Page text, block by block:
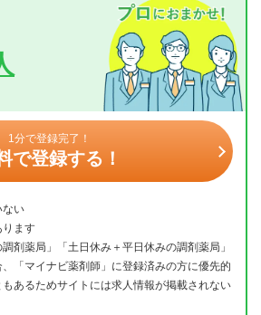
1分で登録完了！
で登録する！
ない
ります
調剤薬局」「土日休み＋平日休みの調剤薬局」
「マイナビ薬剤師」に登録済みの方に優先的
あるためサイトには求人情報が掲載されない